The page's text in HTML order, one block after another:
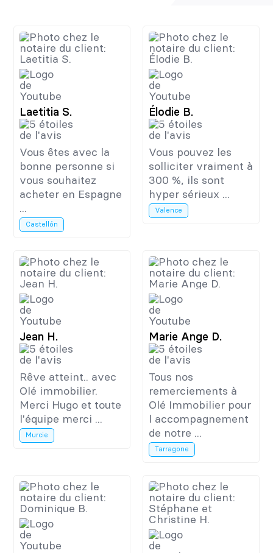
Laetitia S.
Vous êtes avec la
bonne personne si
vous souhaitez
acheter en Espagne
...
Castellón
Élodie B.
Vous pouvez les
solliciter vraiment à
300 %, ils sont
hyper sérieux ...
Valence
Jean H.
Rêve atteint.. avec
Olé immobilier.
Merci Hugo et toute
l'équipe merci ...
Murcie
Marie Ange D.
Tous nos
remerciements à
Olé Immobilier pour
l accompagnement
de notre ...
Tarragone